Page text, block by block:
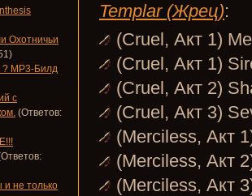
Templar (Жрец):
(Cruel, Акт 1)
(Cruel, Акт 1)
(Cruel, Акт 2)
(Cruel, Акт 3)
(Merciless, Акт
(Merciless, Акт
(Merciless, Акт
Охотничьи
MP3-Билд
с
(Ответов:
не только